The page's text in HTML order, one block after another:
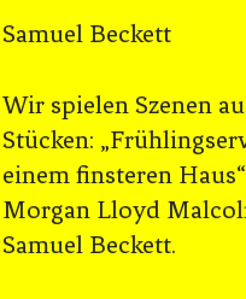
Samuel Beckett
Wir spielen Szenen
Stücken:
einem finsteren
Morgan Lloyd
Samuel Beckett.